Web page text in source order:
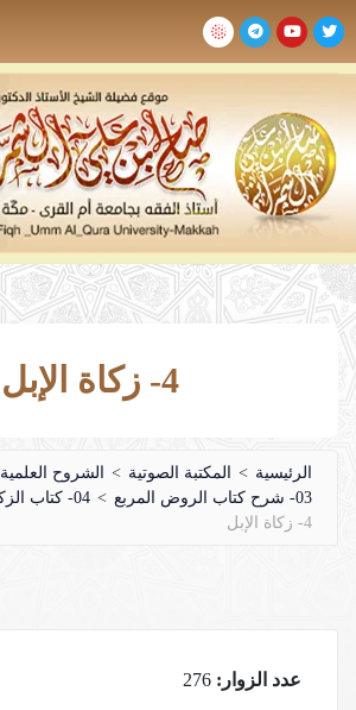
4- زكاة الإبل
الرئيسية > المكتبة الصوتية > الشروح العلمية
03- شرح كتاب الروض المربع
> 04- كتاب الزكاة (الروض)
4- زكاة الإبل
عدد الزوار: 276